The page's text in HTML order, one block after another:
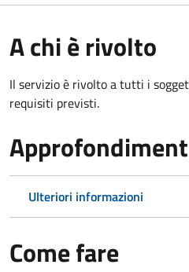
A chi è rivolto
Il servizio è rivolto a tutti i
requisiti previsti.
Ulteriori informazioni
Come fare